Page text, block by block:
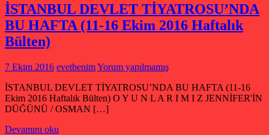
İSTANBUL DEVLET TİYATROSU’NDA
BU HAFTA (11-16 Ekim 2016 Haftalık
Bülten)
7 Ekim 2016 evetbenimYorum yapılmamış
İSTANBUL DEVLET TİYATROSU’NDA BU HAFTA (11-16
Ekim 2016 Haftalık Bülten) O Y U N L A R I M I Z JENNİFER'İN
DÜĞÜNÜ / OSMAN […]
Devamını oku